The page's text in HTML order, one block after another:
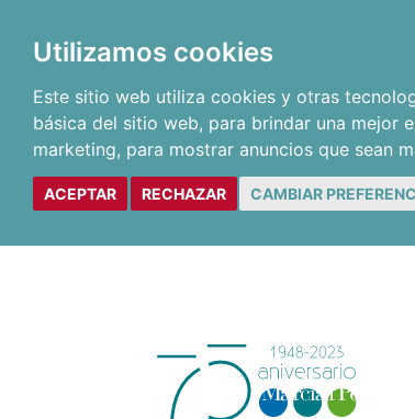
Utilizamos cookies
Este sitio web utiliza cookies y otras
básica del sitio web, para brindar una mejor
marketing, para mostrar anuncios que sean
ACEPTAR RECHAZAR CAMBIAR